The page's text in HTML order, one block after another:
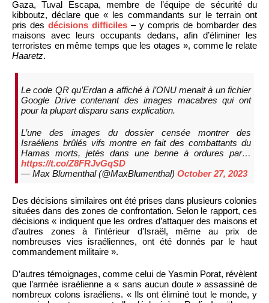
Gaza, Tuval Escapa, membre de l’équipe de sécurité du
kibboutz, déclare que « les commandants sur le terrain ont
pris des décisions difficiles – y compris de bombarder des
maisons avec leurs occupants dedans, afin d’éliminer les
terroristes en même temps que les otages », comme le relate
Haaretz.
Le code QR qu’Erdan a affiché à l’ONU menait à un fichier
Google Drive contenant des images macabres qui ont
pour la plupart disparu sans explication.
L’une des images du dossier censée montrer des
Israéliens brûlés vifs montre en fait des combattants du
Hamas morts, jetés dans une benne à ordures par…
https://t.co/Z8FRJvGqSD
— Max Blumenthal (@MaxBlumenthal) October 27, 2023
Des décisions similaires ont été prises dans plusieurs colonies
situées dans des zones de confrontation. Selon le rapport, ces
décisions « indiquent que les ordres d’attaquer des maisons et
d’autres zones à l’intérieur d’Israël, même au prix de
nombreuses vies israéliennes, ont été donnés par le haut
commandement militaire ».
D’autres témoignages, comme celui de Yasmin Porat, révèlent
que l’armée israélienne a « sans aucun doute » assassiné de
nombreux colons israéliens. « Ils ont éliminé tout le monde, y